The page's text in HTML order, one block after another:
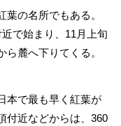
の名所でもある。
で始まり、11月上旬
麓へ下りてくる。
本で最も早く紅葉が
付近などからは、360